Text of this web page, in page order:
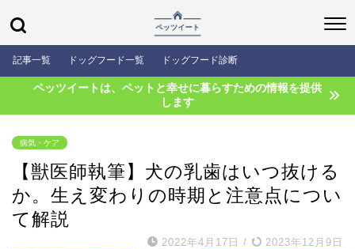
記事一覧 ドッグフード一覧 ドッグフード診断
ペッツイートは、ペットと幸せに暮らすための情報を提供
します
病気・ケア
【獣医師執筆】犬の乳歯はいつ抜ける
か。生え変わりの時期と注意点につい
て解説
2022年4月17日 / 2023年12月9日